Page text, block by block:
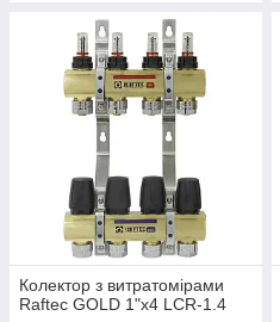
Колектор з витратомірами
Raftec GOLD 1"х4 LCR-1.4